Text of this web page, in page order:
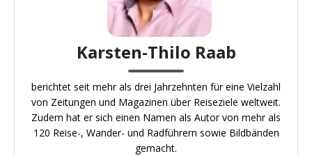
Karsten-Thilo Raab
berichtet seit mehr als drei Jahrzehnten für eine Vielzahl
von Zeitungen und Magazinen über Reiseziele weltweit.
Zudem hat er sich einen Namen als Autor von mehr als
120 Reise-, Wander- und Radführern sowie Bildbänden
gemacht.